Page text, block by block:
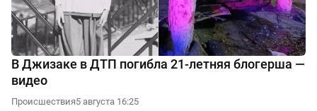
В Джизаке в ДТП погибла 21-летняя блогерша —
видео
Происшествия5 августа 16:25